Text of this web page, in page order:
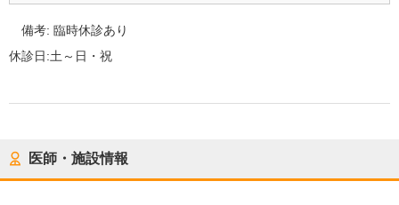
備考:臨時休診あり
休診日:土～日・祝
医師・施設情報